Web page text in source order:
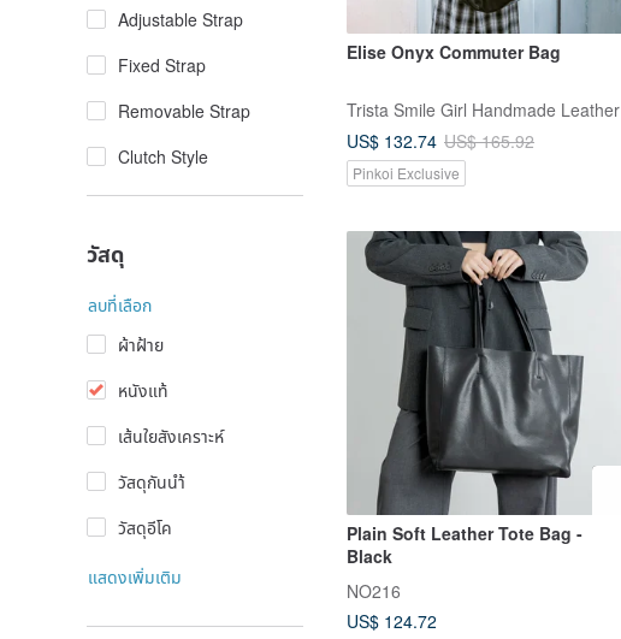
Adjustable Strap
Fixed Strap
Removable Strap
Clutch Style
วัสดุ
ลบที่เลือก
ผ้าฝ้าย
หนังแท้
เส้นใยสังเคราะห์
วัสดุกันนำ้
วัสดุอีโค
แสดงเพิ่มเติม
Elise Onyx Commuter Bag
Trista Smile Girl Handmade Leather
US$ 132.74 US$ 165.92
Pinkoi Exclusive
Plain Soft Leather Tote Bag -
Black
NO216
US$ 124.72